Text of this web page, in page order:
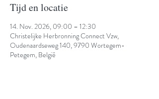
Tijd en locatie
14. Nov. 2026, 09:00 – 12:30
Christelijke Herbronning Connect Vzw,
Oudenaardseweg 140, 9790 Wortegem-
Petegem, België